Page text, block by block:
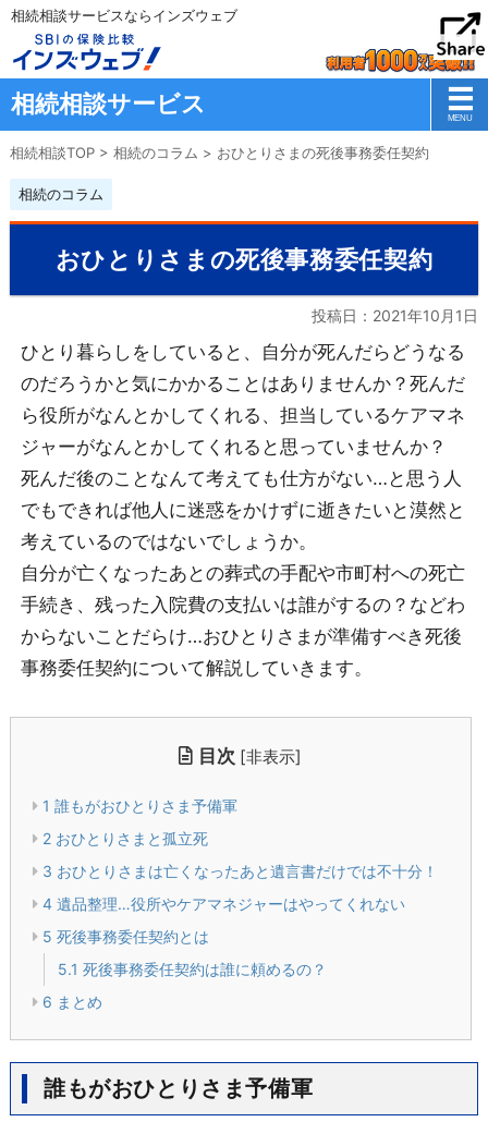
相続相談サービスならインズウェブ
相続相談サービス
相続相談TOP> 相続のコラム > おひとりさまの死後事務委任契約
相続のコラム
おひとりさまの死後事務委任契約
投稿日： 2021年10月1日
ひとり暮らしをしていると、自分が死んだらどうなる
のだろうかと気にかかることはありませんか？死んだ
ら役所がなんとかしてくれる、担当しているケアマネ
ジャーがなんとかしてくれると思っていませんか？
死んだ後のことなんて考えても仕方がない…と思う人
でもできれば他人に迷惑をかけずに逝きたいと漠然と
考えているのではないでしょうか。
自分が亡くなったあとの葬式の手配や市町村への死亡
手続き、残った入院費の支払いは誰がするの？などわ
からないことだらけ…おひとりさまが準備すべき死後
事務委任契約について解説していきます。
目次 [非表示]
1 誰もがおひとりさま予備軍
2おひとりさまと孤立死
3 おひとりさまは亡くなったあと遺言書だけでは不十分！
4遺品整理…役所やケアマネジャーはやってくれない
5 死後事務委任契約とは
5.1 死後事務委任契約は誰に頼めるの？
6 まとめ
誰もがおひとりさま予備軍